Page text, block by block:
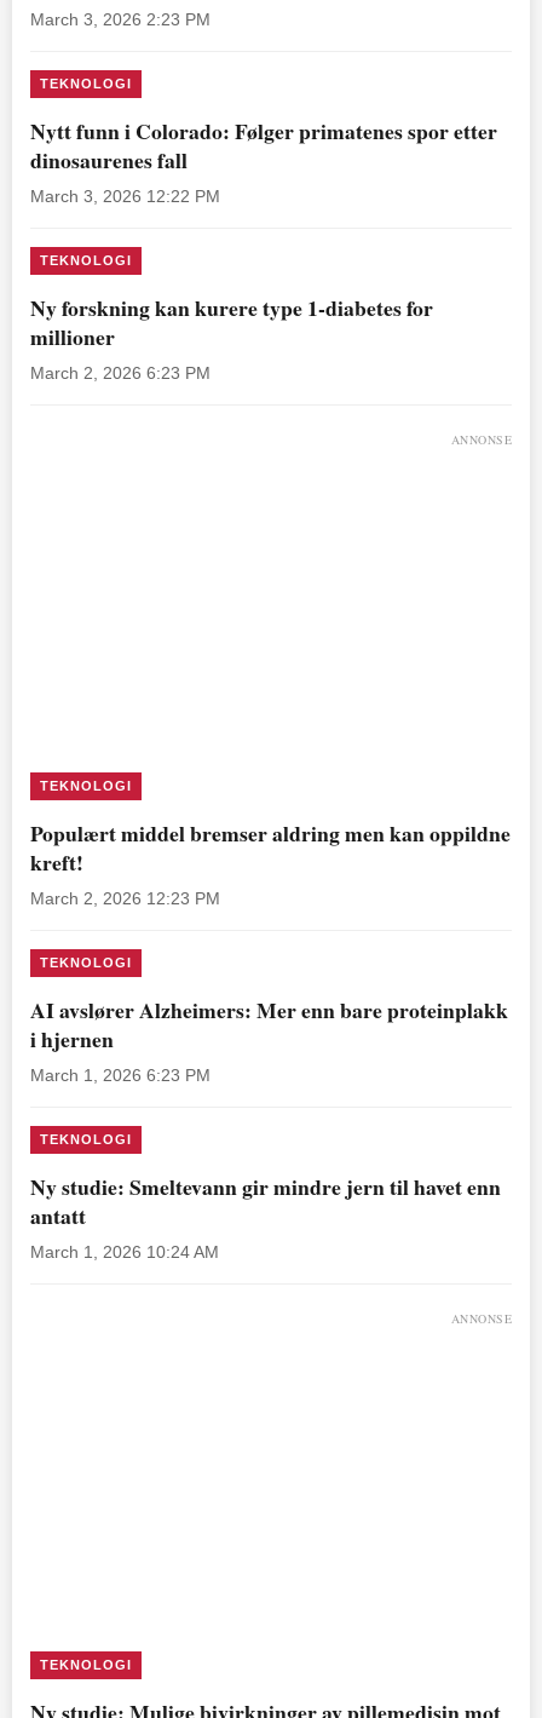
March 3, 2026 2:23 PM
TEKNOLOGI
Nytt funn i Colorado: Følger primatenes spor etter
dinosaurenes fall
March 3, 2026 12:22 PM
TEKNOLOGI
Ny forskning kan kurere type 1-diabetes for
millioner
March 2, 2026 6:23 PM
ANNONSE
TEKNOLOGI
Populært middel bremser aldring men kan oppildne
kreft!
March 2, 2026 12:23 PM
TEKNOLOGI
AI avslører Alzheimers: Mer enn bare proteinplakk
i hjernen
March 1, 2026 6:23 PM
TEKNOLOGI
Ny studie: Smeltevann gir mindre jern til havet enn
antatt
March 1, 2026 10:24 AM
ANNONSE
TEKNOLOGI
Ny studie: Mulige bivirkninger av pillemedisin mot